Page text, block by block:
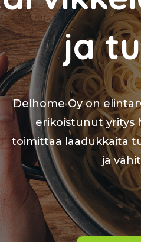
ja
Delhome Oy on
erikoistunut yritys
toimittaa laadukkaita
ja